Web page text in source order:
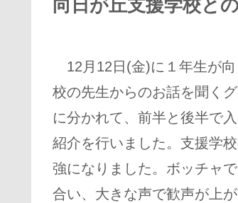
向日が丘支援学校と
12月12日(金)に１年生が向
校の先生からのお話を聞く
に分かれて、前半と後半で
紹介を行いました。支援学
強になりました。ボッチャ
合い、大きな声で歓声が上